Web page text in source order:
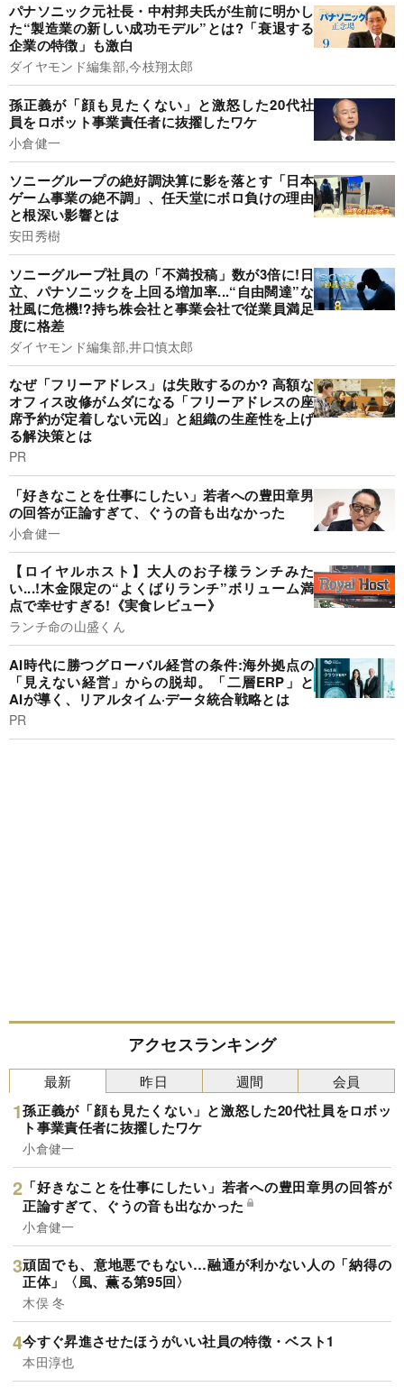
パナソニック元社長・中村邦夫氏が生前に明かし
た“製造業の新しい成功モデル”とは?「衰退する
企業の特徴」も激白
ダイヤモンド編集部,今枝翔太郎
孫正義が「顔も見たくない」と激怒した20代社
員をロボット事業責任者に抜擢したワケ
小倉健一
ソニーグループの絶好調決算に影を落とす「日本
ゲーム事業の絶不調」、任天堂にボロ負けの理由
と根深い影響とは
安田秀樹
ソニーグループ社員の「不満投稿」数が3倍に!日
立、パナソニックを上回る増加率...“自由闊達”な
社風に危機!?持ち株会社と事業会社で従業員満足
度に格差
ダイヤモンド編集部,井口慎太郎
なぜ「フリーアドレス」は失敗するのか? 高額な
オフィス改修がムダになる「フリーアドレスの座
席予約が定着しない元凶」と組織の生産性を上げ
る解決策とは
PR
「好きなことを仕事にしたい」若者への豊田章男
の回答が正論すぎて、ぐうの音も出なかった
小倉健一
【ロイヤルホスト】大人のお子様ランチみた
い...!木金限定の“よくばりランチ”ボリューム満
点で幸せすぎる!《実食レビュー》
ランチ命の山盛くん
AI時代に勝つグローバル経営の条件:海外拠点の
「見えない経営」からの脱却。「二層ERP」と
AIが導く、リアルタイム·データ統合戦略とは
PR
アクセスランキング
最新
孫正義が「顔も見たくない」と激怒した20代社員をロボッ
ト事業責任者に抜擢したワケ
小倉健一
「好きなことを仕事にしたい」若者への豊田章男の回答が
正論すぎて、ぐうの音も出なかった
小倉健一
頑固でも、意地悪でもない…融通が利かない人の「納得の
正体」〈風、薫る第95回〉
木俣 冬
今すぐ昇進させたほうがいい社員の特徴・ベスト1
本田淳也
昨日 週間 会員